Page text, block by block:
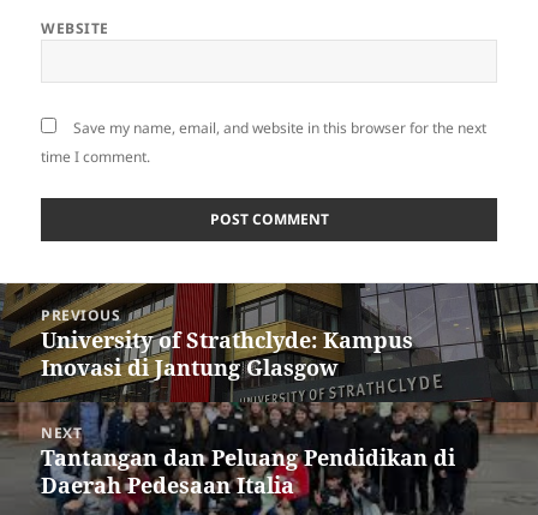
WEBSITE
Save my name, email, and website in this browser for the next
time I comment.
Post
navigation
PREVIOUS
Previous
post:
University of Strathclyde: Kampus
Inovasi di Jantung Glasgow
NEXT
Next
post:
Tantangan dan Peluang Pendidikan di
Daerah Pedesaan Italia